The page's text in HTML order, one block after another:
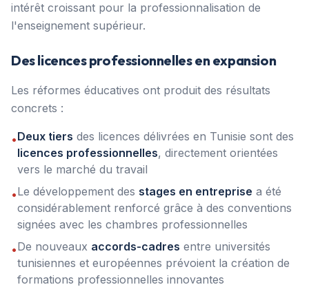
intérêt croissant pour la professionnalisation de
l'enseignement supérieur.
Des licences professionnelles en expansion
Les réformes éducatives ont produit des résultats
concrets :
•Deux tiers des licences délivrées en Tunisie sont des
licences professionnelles, directement orientées
vers le marché du travail
•Le développement des stages en entreprise a été
considérablement renforcé grâce à des conventions
signées avec les chambres professionnelles
•De nouveaux accords-cadres entre universités
tunisiennes et européennes prévoient la création de
formations professionnelles innovantes